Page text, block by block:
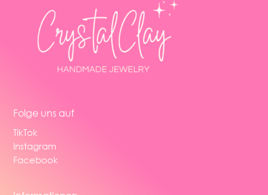
Folge uns auf
TikTok
Instagram
Facebook